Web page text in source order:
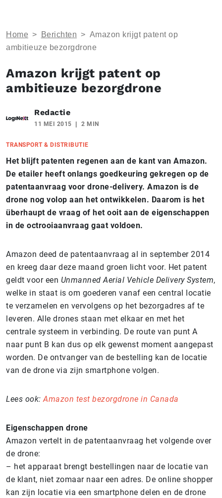
Home > Berichten > Amazon krijgt patent op
ambitieuze bezorgdrone
Amazon krijgt patent op
ambitieuze bezorgdrone
Redactie
11 MEI 2015 2 MIN
TRANSPORT & DISTRIBUTIE
Het blijft patenten regenen aan de kant van Amazon.
De etailer heeft onlangs goedkeuring gekregen op de
patentaanvraag voor drone-delivery. Amazon is de
drone nog volop aan het ontwikkelen. Daarom is het
überhaupt de vraag of het ooit aan de eigenschappen
in de octrooiaanvraag gaat voldoen.
Amazon deed de patentaanvraag al in september 2014
en kreeg daar deze maand groen licht voor. Het patent
geldt voor een Unmanned Aerial Vehicle Delivery System,
welke in staat is om goederen vanaf een central locatie
te verzamelen en vervolgens op het bezorgadres af te
leveren. Alle drones staan met elkaar en met het
centrale systeem in verbinding. De route van punt A
naar punt B kan dus op elk gewenst moment aangepast
worden. De ontvanger van de bestelling kan de locatie
van de drone via zijn smartphone volgen.
Lees ook:Amazon test bezorgdrone in Canada
Eigenschappen drone
Amazon vertelt in de patentaanvraag het volgende over
de drone:
– het apparaat brengt bestellingen naar de locatie van
de klant, niet zomaar naar een adres. De online shopper
kan zijn locatie via een smartphone delen en de drone